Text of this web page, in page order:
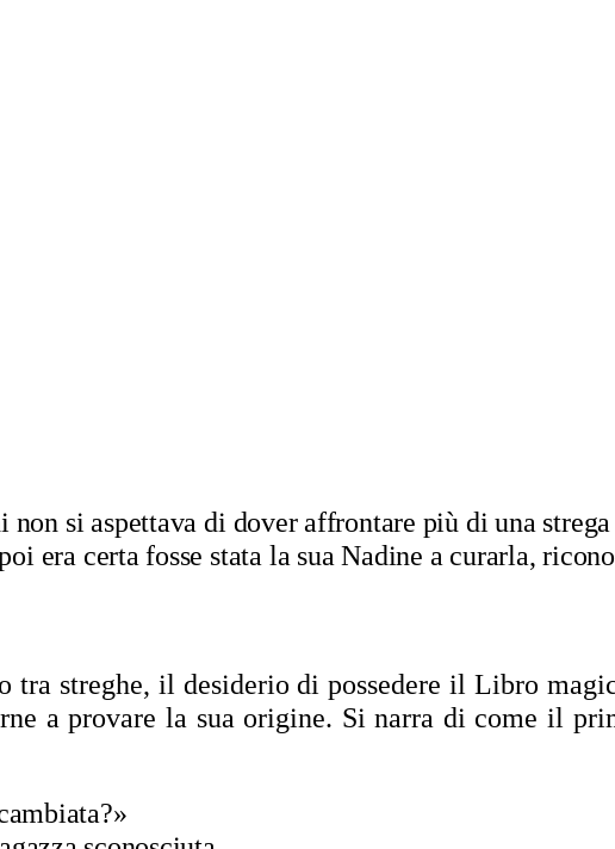
si aspettava di dover affrontare più di una
era certa fosse stata la sua Nadine a curarla,
tra streghe, il desiderio di possedere il Libro
a provare la sua origine. Si narra di come il